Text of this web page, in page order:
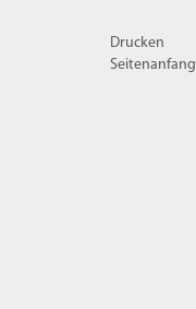
Drucken
Seitenanfang